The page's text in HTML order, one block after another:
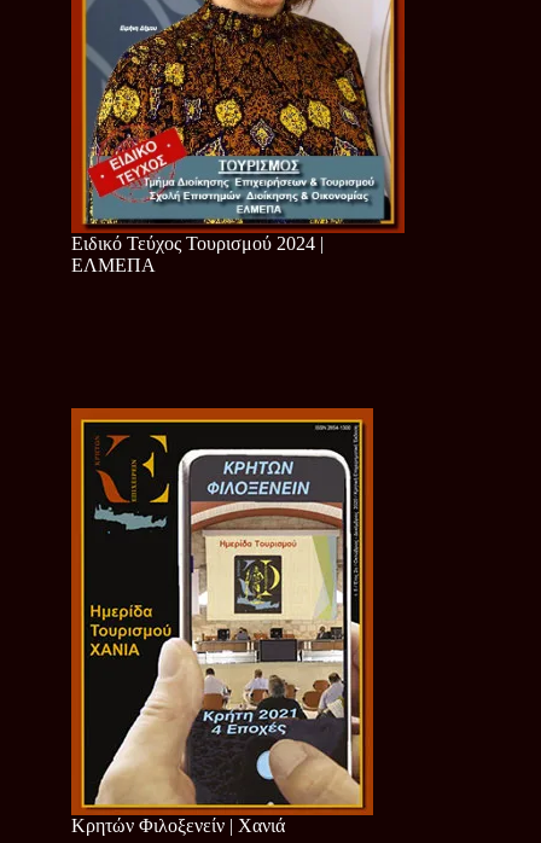
Ειδικό Τεύχος Τουρισμού 2024 |
ΕΛΜΕΠΑ
Κρητών Φιλοξενείν | Χανιά